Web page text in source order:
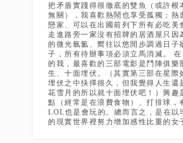
把矛盾實踐得很徹底的雙魚（或許根
無關），我喜歡熱鬧也享受孤獨；熱
戀家、可以在出國前列下所有必吃美
走進路旁一家沒有招牌的居酒屋只因
的微光氤氳、嚮往以悠閒步調過日子
子，所有待辦事項必須立馬消滅。
的我，最喜歡的三部電影是鬥陣俱樂
生、十面埋伏。（其實第三部在星際
埋伏之中抉擇很久，但我覺得人生還
花雪月的所以就十面埋伏吧！）興趣
點（經常是在浪費食物）、打排球，
LOL也是會玩的。總而言之，是在以
的現實世界裡努力增加感性比重的女